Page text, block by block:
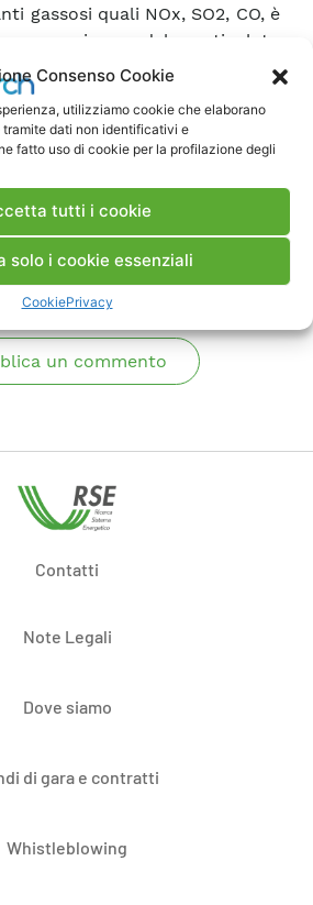
Consenso Cookie
utilizziamo cookie che elaborano
dati non identificativi e
fatto uso di cookie per la profilazione degli
tutti i cookie
solo i cookie essenziali
CookiePrivacy
gassosi quali NOx, SO2, CO, è
una misura del particolato
totali). I valori riscontrati sono
entro i limiti imposti dalla
Scarica Articolo
un commento
Contatti
Note Legali
Dove siamo
di gara e contratti
Whistleblowing